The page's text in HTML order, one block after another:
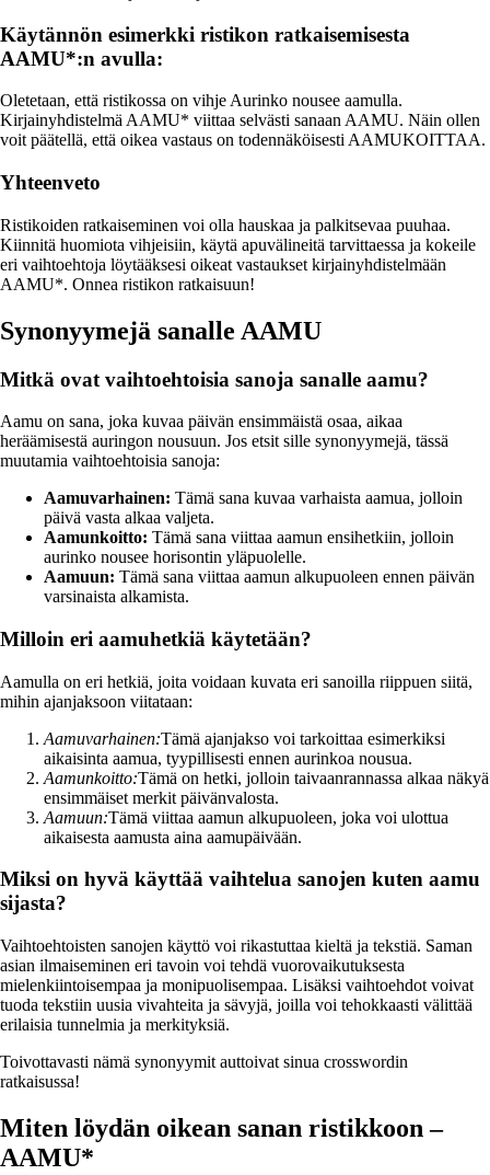
Käytännön esimerkki ristikon ratkaisemisesta
AAMU*:n avulla:
Oletetaan, että ristikossa on vihje Aurinko nousee aamulla.
Kirjainyhdistelmä AAMU* viittaa selvästi sanaan AAMU. Näin ollen
voit päätellä, että oikea vastaus on todennäköisesti AAMUKOITTAA.
Yhteenveto
Ristikoiden ratkaiseminen voi olla hauskaa ja palkitsevaa puuhaa.
Kiinnitä huomiota vihjeisiin, käytä apuvälineitä tarvittaessa ja kokeile
eri vaihtoehtoja löytääksesi oikeat vastaukset kirjainyhdistelmään
AAMU*. Onnea ristikon ratkaisuun!
Synonyymejä sanalle AAMU
Mitkä ovat vaihtoehtoisia sanoja sanalle aamu?
Aamu on sana, joka kuvaa päivän ensimmäistä osaa, aikaa
heräämisestä auringon nousuun. Jos etsit sille synonyymejä, tässä
muutamia vaihtoehtoisia sanoja:
Aamuvarhainen: Tämä sana kuvaa varhaista aamua, jolloin
päivä vasta alkaa valjeta.
Aamunkoitto: Tämä sana viittaa aamun ensihetkiin, jolloin
aurinko nousee horisontin yläpuolelle.
Aamuun: Tämä sana viittaa aamun alkupuoleen ennen päivän
varsinaista alkamista.
Milloin eri aamuhetkiä käytetään?
Aamulla on eri hetkiä, joita voidaan kuvata eri sanoilla riippuen siitä,
mihin ajanjaksoon viitataan:
Aamuvarhainen:Tämä ajanjakso voi tarkoittaa esimerkiksi
aikaisinta aamua, tyypillisesti ennen aurinkoa nousua.
Aamunkoitto:Tämä on hetki, jolloin taivaanrannassa alkaa näkyä
ensimmäiset merkit päivänvalosta.
Aamuun:Tämä viittaa aamun alkupuoleen, joka voi ulottua
aikaisesta aamusta aina aamupäivään.
Miksi on hyvä käyttää vaihtelua sanojen kuten aamu
sijasta?
Vaihtoehtoisten sanojen käyttö voi rikastuttaa kieltä ja tekstiä. Saman
asian ilmaiseminen eri tavoin voi tehdä vuorovaikutuksesta
mielenkiintoisempaa ja monipuolisempaa. Lisäksi vaihtoehdot voivat
tuoda tekstiin uusia vivahteita ja sävyjä, joilla voi tehokkaasti välittää
erilaisia tunnelmia ja merkityksiä.
Toivottavasti nämä synonyymit auttoivat sinua crosswordin
ratkaisussa!
Miten löydän oikean sanan ristikkoon –
AAMU*